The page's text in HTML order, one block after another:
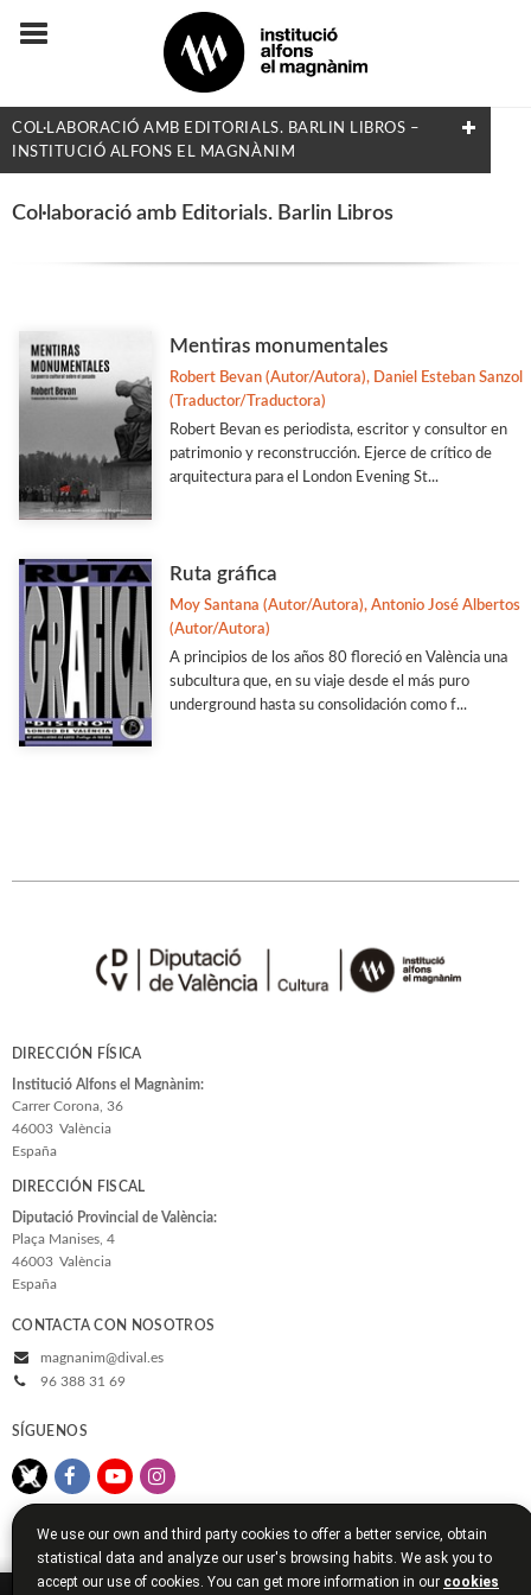
COL·LABORACIÓ AMB EDITORIALS. BARLIN LIBROS –
INSTITUCIÓ ALFONS EL MAGNÀNIM
COLECCIONES
Arquitectura y Urbanismo
Arxius i Documents
Biblioteca d'Autors Teatrals
Biblioteca d'Autors Valencians
Biblioteca de Filologia
Ciencia
Col·laboració amb Altres Institucions
Ver todas... (77)
MATERIAS
Estudios Literarios
Filología
Filosofía
Flora y Fauna
Col·laboració amb Editorials. Barlin Libros
Mentiras monumentales
Robert Bevan (Autor/Autora), Daniel Esteban Sanzol
(Traductor/Traductora)
Robert Bevan es periodista, escritor y consultor en
patrimonio y reconstrucción. Ejerce de crítico de
arquitectura para el London Evening St...
Ruta gráfica
Moy Santana (Autor/Autora), Antonio José Albertos
(Autor/Autora)
A principios de los años 80 floreció en València una
subcultura que, en su viaje desde el más puro
underground hasta su consolidación como f...
DIRECCIÓN FÍSICA
Institució Alfons el Magnànim:
Carrer Corona, 36
46003 València
España
DIRECCIÓN FISCAL
Diputació Provincial de València:
Plaça Manises, 4
46003 València
España
CONTACTA CON NOSOTROS
magnanim@dival.es
96 388 31 69
SÍGUENOS
We use our own and third party cookies to offer a better service, obtain
statistical data and analyze our user's browsing habits. We ask you to
accept our use of cookies. You can get more information in our cookies